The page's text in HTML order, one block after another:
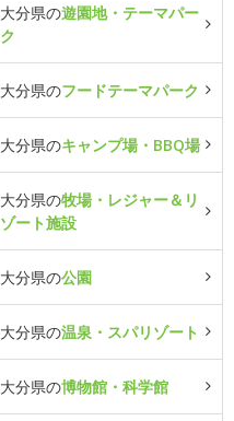
大分県の遊園地・テーマパー
ク
大分県のフードテーマパーク
大分県のキャンプ場・BBQ場
大分県の牧場・レジャー＆リ
ゾート施設
大分県の公園
大分県の温泉・スパリゾート
大分県の博物館・科学館